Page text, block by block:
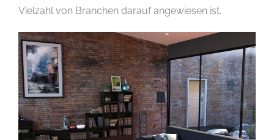
Vielzahl von Branchen darauf angewiesen ist.